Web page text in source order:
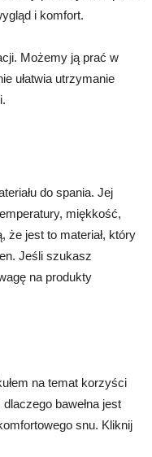
i komfort.
Możemy ją prać w
ułatwia utrzymanie
do spania. Jej
miękkość,
że jest to materiał, który
Jeśli szukasz
na produkty
na temat korzyści
bawełna jest
snu. Kliknij